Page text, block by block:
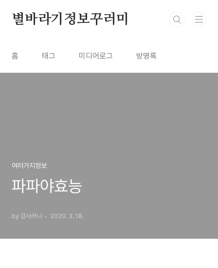
별바라기정보꾸러미
홈 태그 미디어로그 방명록
여러가지정보
파파야효능
by 감사라니 2020. 3. 18.